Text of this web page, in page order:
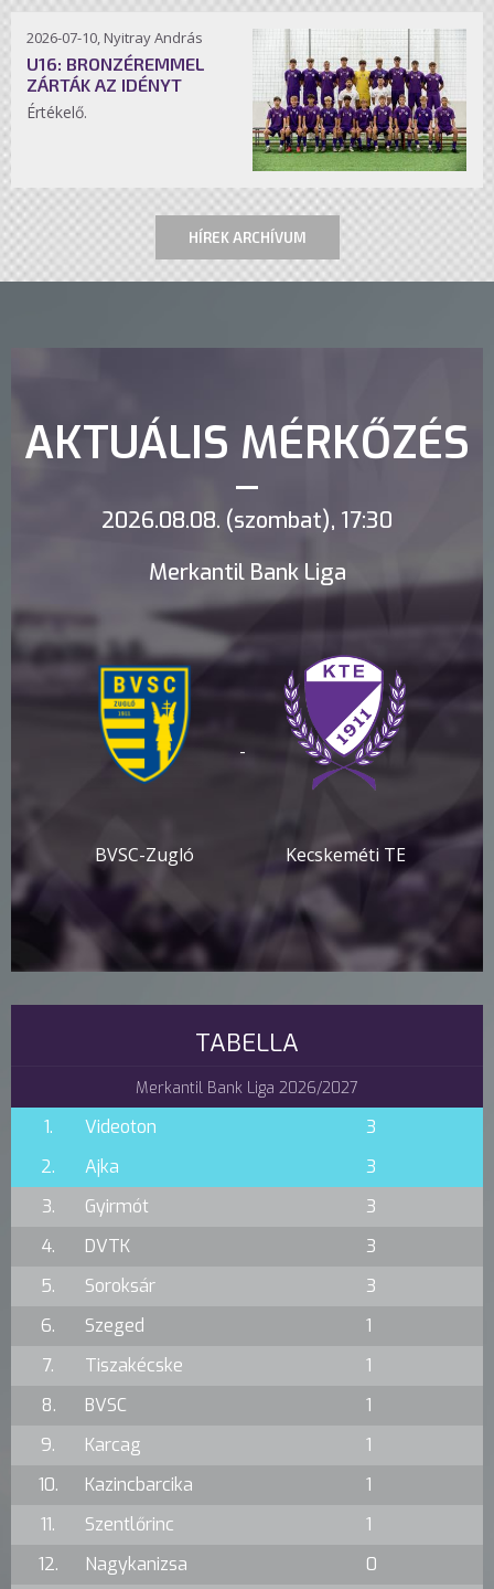
2026-07-10, Nyitray András
U16: BRONZÉREMMEL
ZÁRTÁK AZ IDÉNYT
Értékelő.
HÍREK ARCHÍVUM
AKTUÁLIS MÉRKŐZÉS
2026.08.08. (szombat), 17:30
Merkantil Bank Liga
BVSC-Zugló
-
Kecskeméti TE
TABELLA
Merkantil Bank Liga 2026/2027
1. Videoton
3
2.
Ajka
3
3.
Gyirmót
3
4.
DVTK
3
5.
Soroksár
3
6.
Szeged
1
7.
Tiszakécske
1
8.
BVSC
1
9.
Karcag
1
10.
Kazincbarcika
1
11.
Szentlőrinc
1
12.
Nagykanizsa
0